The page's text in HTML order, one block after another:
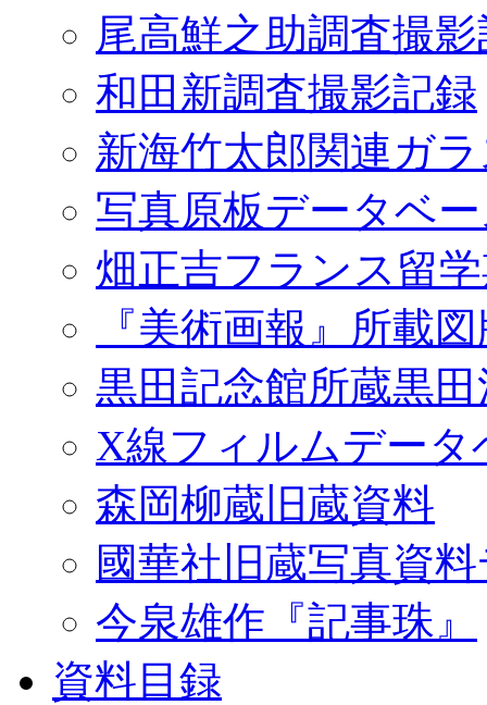
尾高鮮之助調査撮
和田新調査撮影記録
新海竹太郎関連ガ
写真原板データベ
畑正吉フランス留
『美術画報』所載
黒田記念館所蔵黒
X線フィルムデータ
森岡柳蔵旧蔵資料
國華社旧蔵写真資
今泉雄作『記事珠』
資料目録